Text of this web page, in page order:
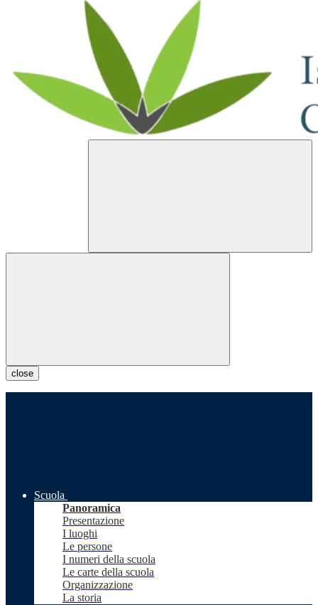
close
Scuola
Panoramica
Presentazione
I luoghi
Le persone
I numeri della scuola
Le carte della scuola
Organizzazione
La storia